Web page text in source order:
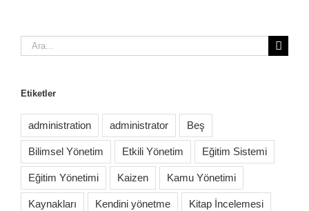
Ara:
Etiketler
administration administrator Beş
Bilimsel Yönetim Etkili Yönetim Eğitim Sistemi
Eğitim Yönetimi Kaizen Kamu Yönetimi
Kaynakları Kendini yönetme Kitap İncelemesi